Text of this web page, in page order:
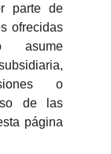
parte de
ofrecidas
asume
o
de las
página